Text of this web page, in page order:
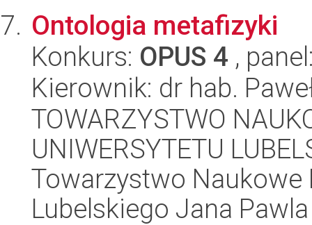
Ontologia metafizyki
Konkurs: OPUS 4 ,
Kierownik: dr hab.
TOWARZYSTWO
UNIWERSYTETU
Towarzystwo
Lubelskiego Jana